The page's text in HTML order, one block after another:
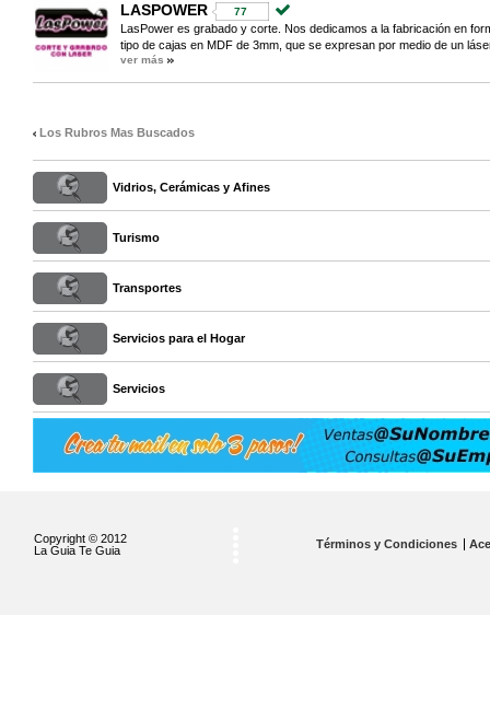
LASPOWER 77
LasPower es grabado y corte. Nos dedicamos a la fabricación en
tipo de cajas en MDF de 3mm, que se expresan por medio de un
ver más
Los Rubros Mas Buscados
Vidrios, Cerámicas y Afines
Turismo
Transportes
Servicios para el Hogar
Servicios
Copyright © 2012
La Guia Te Guia
Términos y Condiciones